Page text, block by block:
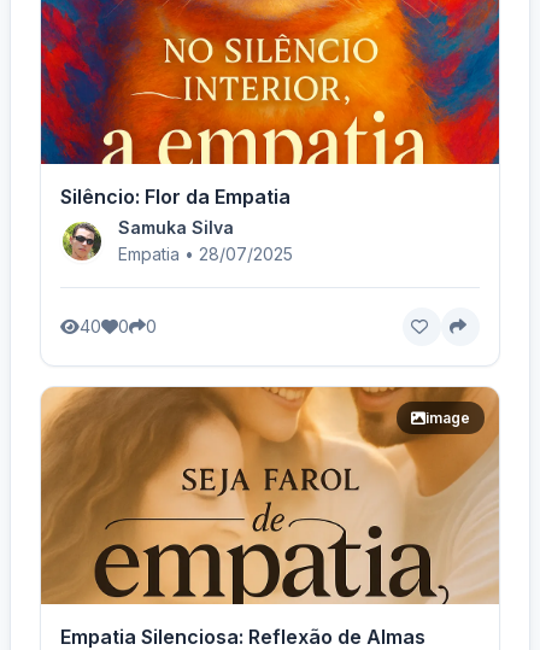
Silêncio: Flor da Empatia
Samuka Silva
Empatia • 28/07/2025
40 0 0
image
Empatia Silenciosa: Reflexão de Almas